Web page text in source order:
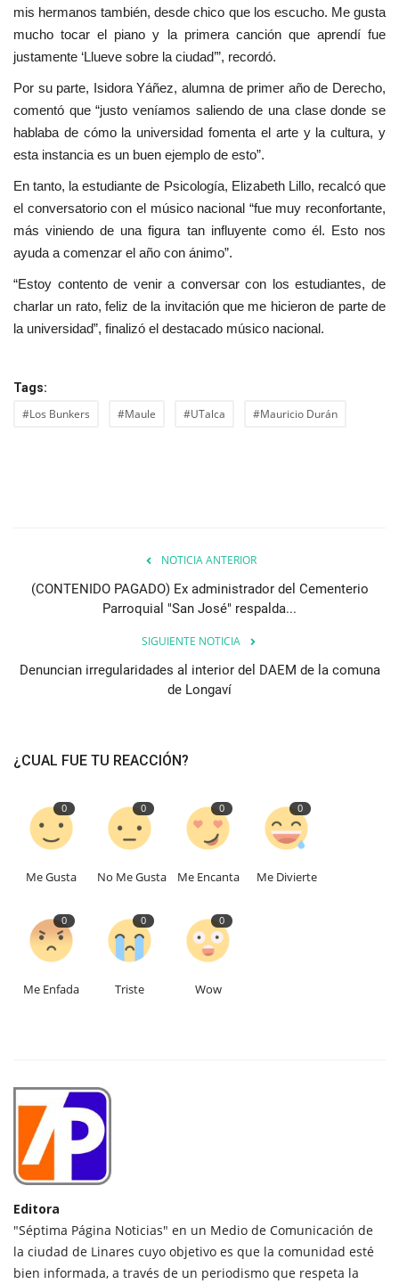
mis hermanos también, desde chico que los escucho. Me gusta
mucho tocar el piano y la primera canción que aprendí fue
justamente ‘Llueve sobre la ciudad’”, recordó.
Por su parte, Isidora Yáñez, alumna de primer año de Derecho,
comentó que “justo veníamos saliendo de una clase donde se
hablaba de cómo la universidad fomenta el arte y la cultura, y
esta instancia es un buen ejemplo de esto”.
En tanto, la estudiante de Psicología, Elizabeth Lillo, recalcó que
el conversatorio con el músico nacional “fue muy reconfortante,
más viniendo de una figura tan influyente como él. Esto nos
ayuda a comenzar el año con ánimo”.
“Estoy contento de venir a conversar con los estudiantes, de
charlar un rato, feliz de la invitación que me hicieron de parte de
la universidad”, finalizó el destacado músico nacional.
Tags:
#Los Bunkers #Maule #UTalca #Mauricio Durán
NOTICIA ANTERIOR
(CONTENIDO PAGADO) Ex administrador del Cementerio
Parroquial "San José" respalda...
SIGUIENTE NOTICIA
Denuncian irregularidades al interior del DAEM de la comuna
de Longaví
¿CUAL FUE TU REACCIÓN?
0
Me Gusta
0
No Me Gusta
0
Me Encanta
0
Me Divierte
0
Me Enfada
0
Triste
0
Wow
Editora
"Séptima Página Noticias" en un Medio de Comunicación de
la ciudad de Linares cuyo objetivo es que la comunidad esté
bien informada, a través de un periodismo que respeta la